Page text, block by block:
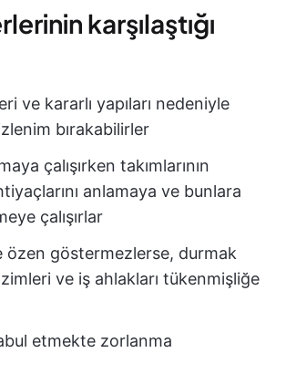
karşılaştığı
ve kararlı yapıları nedeniyle
bırakabilirler
çalışırken takımlarının
anlamaya ve bunlara
çalışırlar
özen göstermezlerse, durmak
ve iş ahlakları tükenmişliğe
etmekte zorlanma